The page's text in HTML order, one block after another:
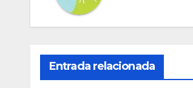
Entrada relacionada